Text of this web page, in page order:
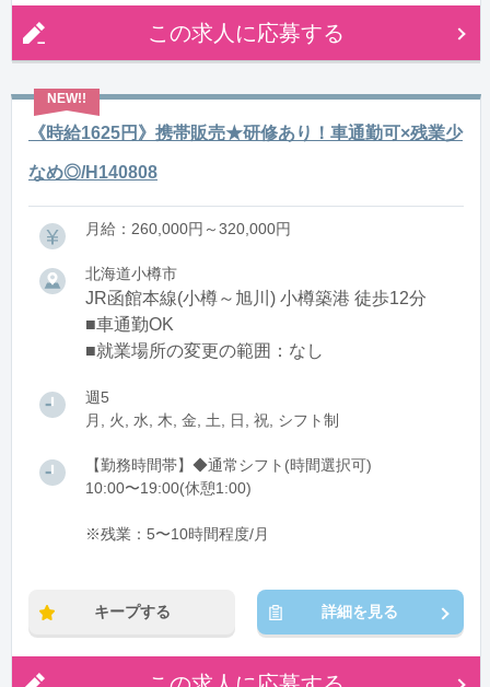
この求人に応募する
《時給1625円》携帯販売★研修あり！車通勤可×残業少
なめ◎/H140808
月給：260,000円～320,000円
北海道小樽市
JR函館本線(小樽～旭川) 小樽築港 徒歩12分
■車通勤OK
■就業場所の変更の範囲：なし
週5
月, 火, 水, 木, 金, 土, 日, 祝, シフト制
【勤務時間帯】◆通常シフト(時間選択可)
10:00〜19:00(休憩1:00)
※残業：5〜10時間程度/月
キープする 詳細を見る